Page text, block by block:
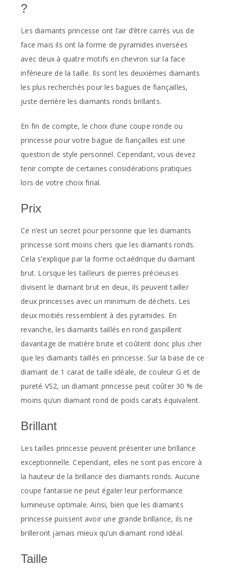
?
Les diamants princesse ont l’air d’être carrés vus de
face mais ils ont la forme de pyramides inversées
avec deux à quatre motifs en chevron sur la face
inférieure de la taille. Ils sont les deuxièmes diamants
les plus recherchés pour les bagues de fiançailles,
juste derrière les diamants ronds brillants.
En fin de compte, le choix d’une coupe ronde ou
princesse pour votre bague de fiançailles est une
question de style personnel. Cependant, vous devez
tenir compte de certaines considérations pratiques
lors de votre choix final.
Prix
Ce n’est un secret pour personne que les diamants
princesse sont moins chers que les diamants ronds.
Cela s’explique par la forme octaédrique du diamant
brut. Lorsque les tailleurs de pierres précieuses
divisent le diamant brut en deux, ils peuvent tailler
deux princesses avec un minimum de déchets. Les
deux moitiés ressemblent à des pyramides. En
revanche, les diamants taillés en rond gaspillent
davantage de matière brute et coûtent donc plus cher
que les diamants taillés en princesse. Sur la base de ce
diamant de 1 carat de taille idéale, de couleur G et de
pureté VS2, un diamant princesse peut coûter 30 % de
moins qu’un diamant rond de poids carats équivalent.
Brillant
Les tailles princesse peuvent présenter une brillance
exceptionnelle. Cependant, elles ne sont pas encore à
la hauteur de la brillance des diamants ronds. Aucune
coupe fantaisie ne peut égaler leur performance
lumineuse optimale. Ainsi, bien que les diamants
princesse puissent avoir une grande brillance, ils ne
brilleront jamais mieux qu’un diamant rond idéal.
Taille